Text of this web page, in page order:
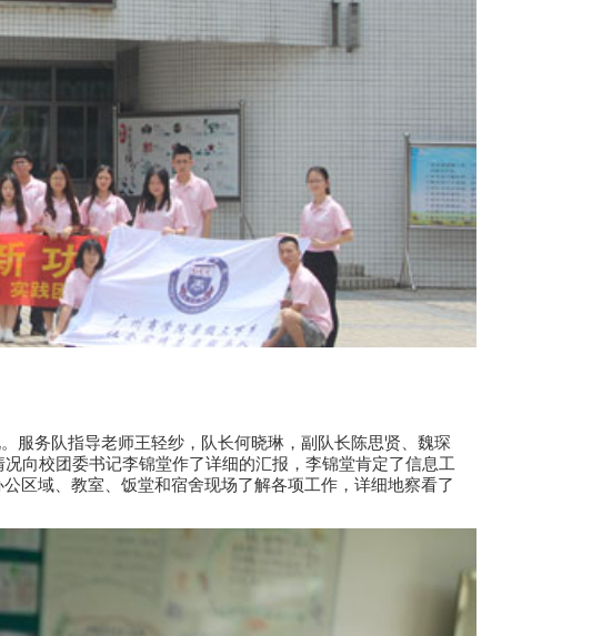
服务队指导老师王轻纱，队长何晓琳，副队长陈思贤、魏琛
校团委书记李锦堂作了详细的汇报，李锦堂肯定了信息工
区域、教室、饭堂和宿舍现场了解各项工作，详细地察看了